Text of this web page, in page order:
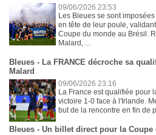
09/06/2026 23:53
Les Bleues se sont
en tête de leur poule,
Coupe du monde au Brésil.
Malard, ...
Bleues - La FRANCE décroche sa
Malard
09/06/2026 23:16
La France est qualifiée pour
victoire 1-0 face à l'Irlande.
but de la rencontre en fin de
Bleues - Un billet direct pour la